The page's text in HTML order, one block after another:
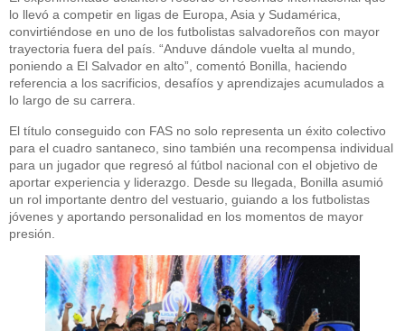
lo llevó a competir en ligas de Europa, Asia y Sudamérica,
convirtiéndose en uno de los futbolistas salvadoreños con mayor
trayectoria fuera del país. “Anduve dándole vuelta al mundo,
poniendo a El Salvador en alto”, comentó Bonilla, haciendo
referencia a los sacrificios, desafíos y aprendizajes acumulados a
lo largo de su carrera.
El título conseguido con FAS no solo representa un éxito colectivo
para el cuadro santaneco, sino también una recompensa individual
para un jugador que regresó al fútbol nacional con el objetivo de
aportar experiencia y liderazgo. Desde su llegada, Bonilla asumió
un rol importante dentro del vestuario, guiando a los futbolistas
jóvenes y aportando personalidad en los momentos de mayor
presión.